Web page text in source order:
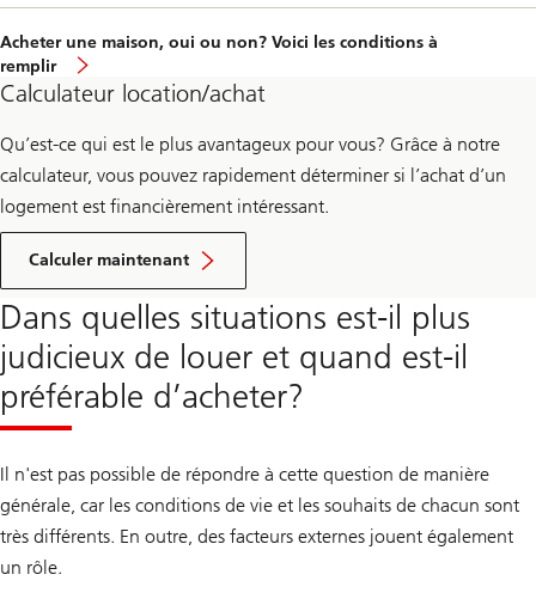
Acheter une maison, oui ou non? Voici les conditions à
remplir
Calculateur location/achat
Qu’est-ce qui est le plus avantageux pour vous? Grâce à notre
calculateur, vous pouvez rapidement déterminer si l’achat d’un
logement est financièrement intéressant.
Calculer maintenant
your
maximum
Dans quelles situations est-il plus
judicieux de louer et quand est-il
préférable d’acheter?
Il n'est pas possible de répondre à cette question de manière
générale, car les conditions de vie et les souhaits de chacun sont
très différents. En outre, des facteurs externes jouent également
un rôle.